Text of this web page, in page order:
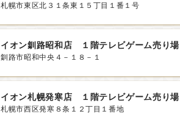
札幌市東区北３１条東１５丁目１番１号
イオン釧路昭和店 １階テレビゲーム売り場
釧路市昭和中央４－１８－１
イオン札幌発寒店 １階テレビゲーム売り場
札幌市西区発寒８条１２丁目１番地